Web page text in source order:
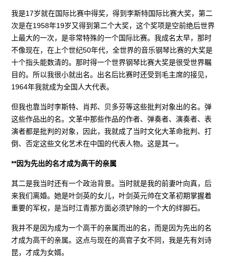
我是17岁就在国际比赛中得奖，得到李斯特国际比赛大奖，第二
次是在1958年19岁又得到第二个大奖，这个奖项是空前绝后世界
上最大的一次，是非常特殊的一个国际比赛。我成名太早，那时
不像现在，在上个世纪50年代，全世界的音乐钢琴比赛的大奖是
十个指头能数清的。那时得一个世界钢琴比赛大奖是很受世界瞩
目的。所以我很小就出名。出名后比赛时还受到毛主席的接见，
1964年我就成为全国人大代表。
但我也靠当时李斯特、肖邦、贝多芬等这些批判对象出的名。弹
这些作品出的名。文革中那些作品的作者、弹奏者、演奏者、表
演者都是批判的对象，因此，我就成了当时文化大革命批判、打
倒、否定这些文化艺术在中国的代表人物。这是其一。
**因为先出的名才成为高干的亲属
其二是我当时还有一个政治背景。当时就是我的前妻叶向真，后
来我们离婚。她是叶剑英的女儿，叶剑英元帅在文革初期掌握着
重要的军权，是当时江青那方面必须铲除的一个大的绊脚石。
我并不是因为成为一个高干的亲属而出的名，而是因为先出的名
才成为高干的亲属。这点与现在的高官子女不同，我是先有刘诗
昆，才成为女婿。